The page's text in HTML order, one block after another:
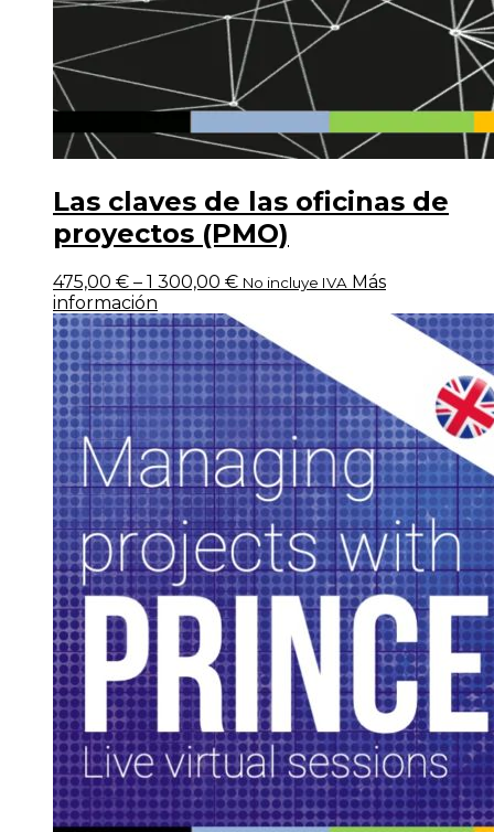
Las claves de las oficinas de
proyectos (PMO)
475,00 € – 1 300,00 € No incluye IVA Más
información